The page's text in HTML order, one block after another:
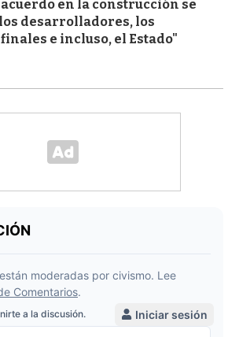
en la construcción se
desarrolladores, los
e incluso, el Estado"